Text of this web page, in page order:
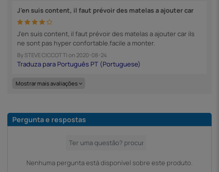
J'en suis content, il faut prévoir des matelas a ajouter car
J'en suis content, il faut prévoir des matelas a ajouter car ils
ne sont pas hyper confortable.facile a monter.
By STEVE CICCOTTI on 2020-08-24
Mostrar mais avaliações
Pergunta e respostas
Nenhuma pergunta está disponível sobre este produto.